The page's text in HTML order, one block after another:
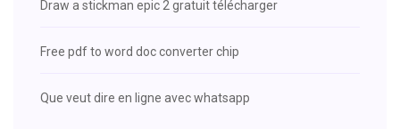
Draw a stickman epic 2 gratuit télécharger
Free pdf to word doc converter chip
Que veut dire en ligne avec whatsapp